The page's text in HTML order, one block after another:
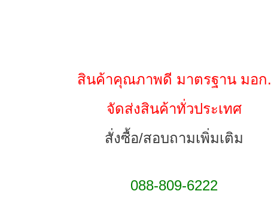
สินค้าคุณภาพดี มาตรฐาน มอก.
จัดส่งสินค้าทั่วประเทศ
สั่งซื้อ/สอบถามเพิ่มเติม
088-809-6222